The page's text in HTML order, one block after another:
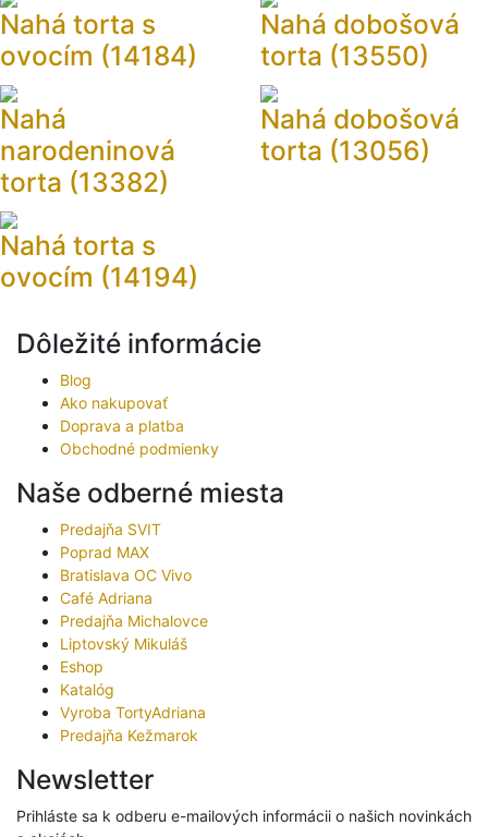
Nahá torta s
ovocím (14184)
Nahá dobošová
torta (13550)
Nahá
narodeninová
torta (13382)
Nahá dobošová
torta (13056)
Nahá torta s
ovocím (14194)
Dôležité informácie
Blog
Ako nakupovať
Doprava a platba
Obchodné podmienky
Naše odberné miesta
Predajňa SVIT
Poprad MAX
Bratislava OC Vivo
Café Adriana
Predajňa Michalovce
Liptovský Mikuláš
Eshop
Katalóg
Vyroba TortyAdriana
Predajňa Kežmarok
Newsletter
Prihláste sa k odberu e-mailových informácii o našich novinkách